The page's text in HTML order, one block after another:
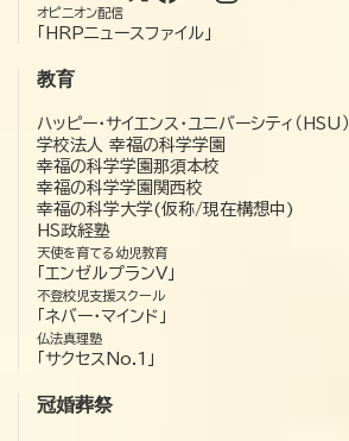
オピニオン配信
「HRPニュースファイル」
教育
ハッピー・サイエンス・ユニバーシティ（HSU）
学校法人 幸福の科学学園
幸福の科学学園那須本校
幸福の科学学園関西校
幸福の科学大学(仮称/現在構想中)
HS政経塾
天使を育てる幼児教育
「エンゼルプランV」
不登校児支援スクール
「ネバー・マインド」
仏法真理塾
「サクセスNo.1」
冠婚葬祭